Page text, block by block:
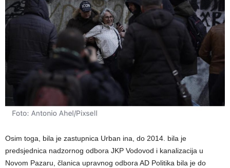
Osim toga, bila je zastupnica Urban ina, do 2014. bila je
predsjednica nadzornog odbora JKP Vodovod i kanalizacija u
Novom Pazaru, članica upravnog odbora AD Politika bila je do